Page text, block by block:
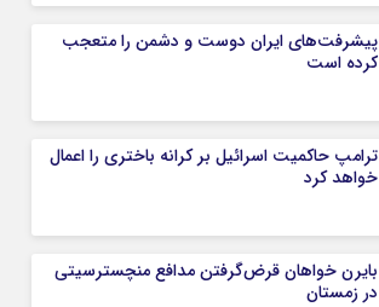
پیشرفت‌های ایران دوست و دشمن را متعجب
کرده است
ترامپ حاکمیت اسرائیل بر کرانه باختری را اعمال
خواهد کرد
بایرن خواهان قرض‌گرفتن مدافع منچسترسیتی
در زمستان